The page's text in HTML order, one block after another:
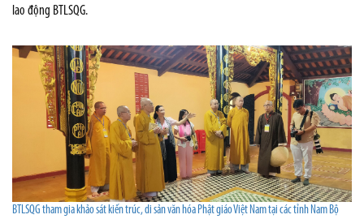
lao động BTLSQG.
BTLSQG tham gia khảo sát kiến trúc, di sản văn hóa Phật giáo Việt Nam tại các tỉnh Nam Bộ